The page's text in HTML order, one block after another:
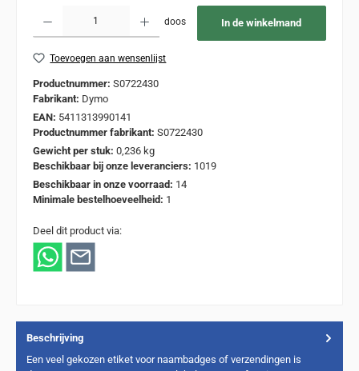
doos In de winkelmand
Toevoegen aan wensenlijst
Productnummer: S0722430
Fabrikant: Dymo
EAN: 5411313990141
Productnummer fabrikant: S0722430
Gewicht per stuk: 0,236 kg
Beschikbaar bij onze leveranciers: 1019
Beschikbaar in onze voorraad: 14
Minimale bestelhoeveelheid: 1
Deel dit product via:
Beschrijving
Een veel gekozen etiket voor naambadges of verzendingen is